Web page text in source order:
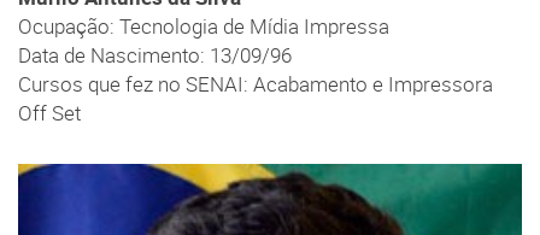
Ocupação: Tecnologia de Mídia Impressa
Data de Nascimento: 13/09/96
Cursos que fez no SENAI: Acabamento e Impressora
Off Set